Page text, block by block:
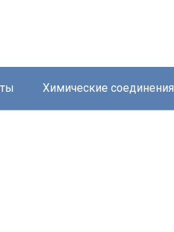
Химические соединения